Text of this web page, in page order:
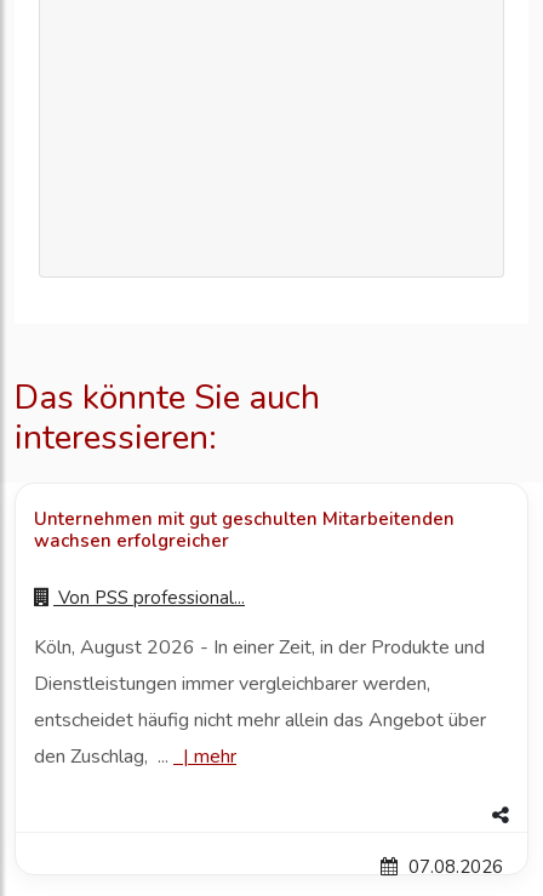
Das könnte Sie auch
interessieren:
Unternehmen mit gut geschulten Mitarbeitenden
wachsen erfolgreicher
Von PSS professional...
Köln, August 2026 - In einer Zeit, in der Produkte und
Dienstleistungen immer vergleichbarer werden,
entscheidet häufig nicht mehr allein das Angebot über
den Zuschlag, ...
| mehr
07.08.2026